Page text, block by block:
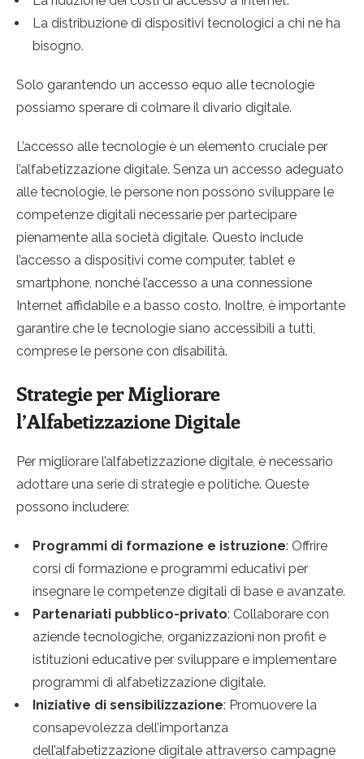
La distribuzione di dispositivi tecnologici a chi ne ha
bisogno.
Solo garantendo un accesso equo alle tecnologie
possiamo sperare di colmare il divario digitale.
L’accesso alle tecnologie è un elemento cruciale per
l’alfabetizzazione digitale. Senza un accesso adeguato
alle tecnologie, le persone non possono sviluppare le
competenze digitali necessarie per partecipare
pienamente alla società digitale. Questo include
l’accesso a dispositivi come computer, tablet e
smartphone, nonché l’accesso a una connessione
Internet affidabile e a basso costo. Inoltre, è importante
garantire che le tecnologie siano accessibili a tutti,
comprese le persone con disabilità.
Strategie per Migliorare
l’Alfabetizzazione Digitale
Per migliorare l’alfabetizzazione digitale, è necessario
adottare una serie di strategie e politiche. Queste
possono includere:
Programmi di formazione e istruzione: Offrire
corsi di formazione e programmi educativi per
insegnare le competenze digitali di base e avanzate.
Partenariati pubblico-privato: Collaborare con
aziende tecnologiche, organizzazioni non profit e
istituzioni educative per sviluppare e implementare
programmi di alfabetizzazione digitale.
Iniziative di sensibilizzazione: Promuovere la
consapevolezza dell’importanza
dell’alfabetizzazione digitale attraverso campagne